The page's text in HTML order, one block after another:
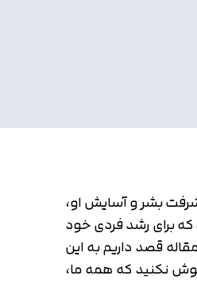
بشر و آسایش او،
برای رشد فردی خود
قصد داریم به این
نکنید که همه ما،